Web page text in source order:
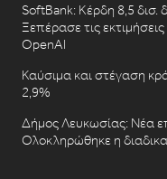
SoftBank: Κέρδη 8,5 δισ.
Ξεπέρασε τις
OpenAI
Καύσιμα και στέγαση
2,9%
Δήμος Λευκωσίας: Νέα
Ολοκληρώθηκε η